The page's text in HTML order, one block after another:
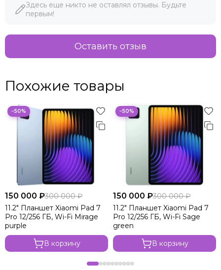
Здесь еще никто не оставлял отзывы. Будьте
первым!
Оставить отзыв
Похожие товары
−50%
150 000 ₽300 000 ₽
11.2" Планшет Xiaomi Pad 7
Pro 12/256 ГБ, Wi-Fi Mirage
purple
В корзину
−50%
150 000 ₽300 000 ₽
11.2" Планшет Xiaomi Pad 7
Pro 12/256 ГБ, Wi-Fi Sage
green
В корзину